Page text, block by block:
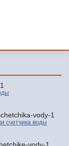
счетчика воды